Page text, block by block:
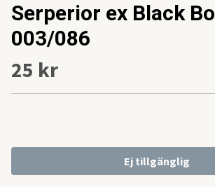
Serperior ex Black
003/086
25 kr
Ej tillgänglig